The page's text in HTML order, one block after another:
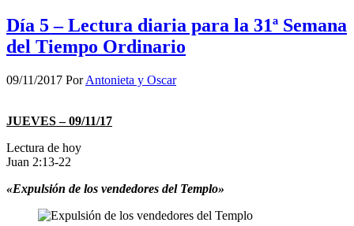
Día 5 – Lectura diaria para la 31ª Semana
del Tiempo Ordinario
09/11/2017 PorAntonieta y Oscar
JUEVES – 09/11/17
Lectura de hoy
Juan 2:13-22
«Expulsión de los vendedores del Templo»